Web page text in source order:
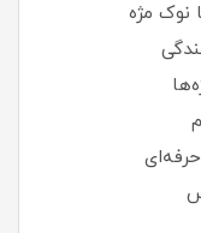
نوک مژه